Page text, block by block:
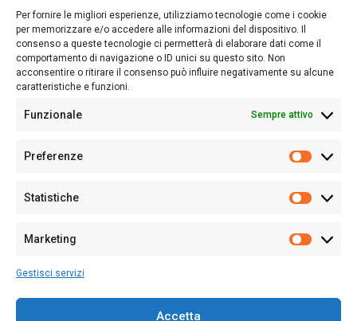
Per fornire le migliori esperienze, utilizziamo tecnologie come i cookie
per memorizzare e/o accedere alle informazioni del dispositivo. Il
consenso a queste tecnologie ci permetterà di elaborare dati come il
comportamento di navigazione o ID unici su questo sito. Non
acconsentire o ritirare il consenso può influire negativamente su alcune
caratteristiche e funzioni.
Funzionale Sempre attivo
Preferenze
Statistiche
Marketing
Gestisci servizi
Accetta
lettori su quanto accade in Sardegna, con un occhio rivolto al
nostro passato e, soprattutto, al nostro futuro
Follow Us
Sede:Via Cristoforo Colombo 09013 Carbonia
Partita IVA02270380922
128/2020 del 10/02/2020
Per la Pubblicità: